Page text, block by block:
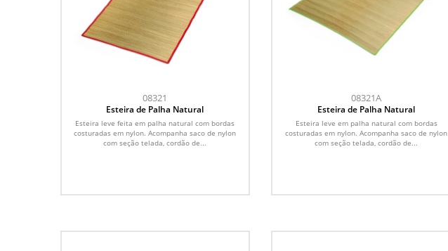
08321
Esteira de Palha Natural
Esteira leve feita em palha natural com bordas
costuradas em nylon. Acompanha saco de nylon
com seção telada, cordão de...
08321A
Esteira de Palha Natural
Esteira leve em palha natural com bordas
costuradas em nylon. Acompanha saco de nylon
com seção telada, cordão de...